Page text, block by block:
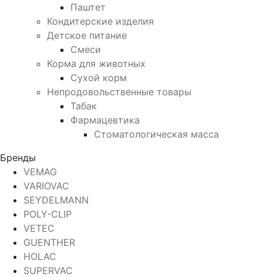
Паштет
Кондитерские изделия
Детское питание
Смеси
Корма для животных
Сухой корм
Непродовольственные товары
Табак
Фармацевтика
Стоматологическая масса
Бренды
VEMAG
VARIOVAC
SEYDELMANN
POLY-CLIP
VETEC
GUENTHER
HOLAC
SUPERVAC